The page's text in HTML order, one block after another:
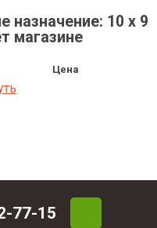
назначение: 10 x 9
магазине
Цена
77-15